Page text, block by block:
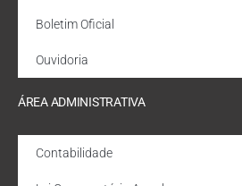
Boletim Oficial
Ouvidoria
ÁREA ADMINISTRATIVA
Contabilidade